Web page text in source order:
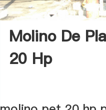
Molino De
20 Hp